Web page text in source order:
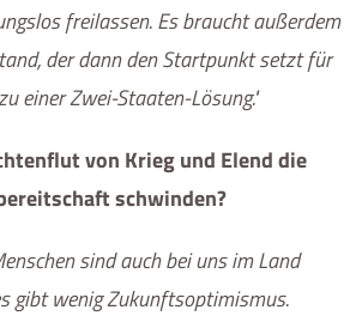
freilassen. Es braucht außerdem
der dann den Startpunkt setzt für
einer Zwei-Staaten-Lösung.
von Krieg und Elend die
schwinden?
sind auch bei uns im Land
gibt wenig Zukunftsoptimismus.